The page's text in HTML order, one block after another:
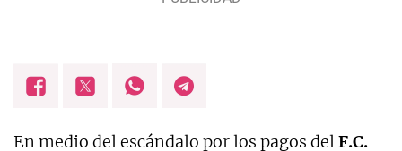
En medio del escándalo por los pagos delF.C.